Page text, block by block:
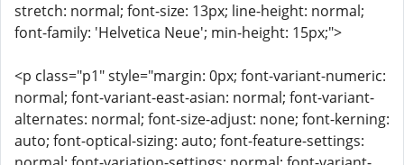
stretch: normal; font-size: 13px; line-height: normal;
font-family: 'Helvetica Neue'; min-height: 15px;">
<p class="p1" style="margin: 0px; font-variant-numeric:
normal; font-variant-east-asian: normal; font-variant-
alternates: normal; font-size-adjust: none; font-kerning:
auto; font-optical-sizing: auto; font-feature-settings: